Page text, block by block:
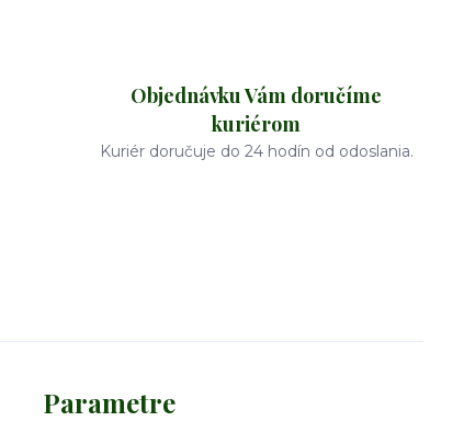
Objednávku Vám doručíme
kuriérom
Kuriér doručuje do 24 hodín od odoslania.
Parametre